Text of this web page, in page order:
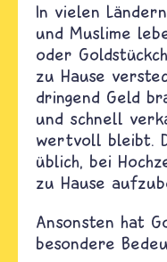
In vielen
und Muslime
oder
zu Hause
dringend Geld
und schnell
wertvoll bleibt.
üblich, bei
zu Hause
Ansonsten hat
besondere